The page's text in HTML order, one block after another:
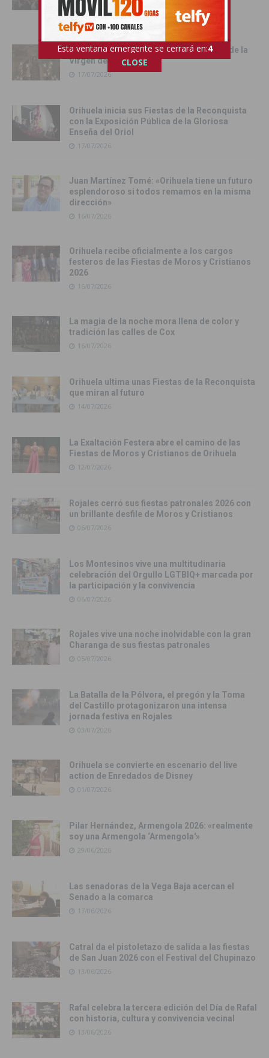
18/07/2026
Cox vive su día grande con la procesión de la
Virgen del Carmen
17/07/2026
Orihuela inicia sus Fiestas de la Reconquista
con la Exposición Pública de la Gloriosa
Enseña del Oriol
17/07/2026
Juan Martínez Tomé: «Orihuela tiene un futuro
esplendoroso si todos remamos en la misma
dirección»
16/07/2026
Orihuela recibe oficialmente a los cargos
festeros de las Fiestas de Moros y Cristianos
2026
16/07/2026
La magia de la noche mora llena de color y
tradición las calles de Cox
16/07/2026
Orihuela ultima unas Fiestas de la Reconquista
que miran al futuro
14/07/2026
La Exaltación Festera abre el camino de las
Fiestas de Moros y Cristianos de Orihuela
12/07/2026
Rojales cerró sus fiestas patronales 2026 con
un brillante desfile de Moros y Cristianos
06/07/2026
Los Montesinos vive una multitudinaria
celebración del Orgullo LGTBIQ+ marcada por
la participación y la convivencia
06/07/2026
Rojales vive una noche inolvidable con la gran
Charanga de sus fiestas patronales
05/07/2026
La Batalla de la Pólvora, el pregón y la Toma
del Castillo protagonizaron una intensa
jornada festiva en Rojales
03/07/2026
Orihuela se convierte en escenario del live
action de Enredados de Disney
01/07/2026
Pilar Hernández, Armengola 2026: «realmente
soy una Armengola ‘Armengola'»
29/06/2026
Las senadoras de la Vega Baja acercan el
Senado a la comarca
17/06/2026
Catral da el pistoletazo de salida a las fiestas
de San Juan 2026 con el Festival del Chupinazo
13/06/2026
Rafal celebra la tercera edición del Día de Rafal
con historia, cultura y convivencia vecinal
13/06/2026
Esta ventana emergente se cerrará en:3
CLOSE